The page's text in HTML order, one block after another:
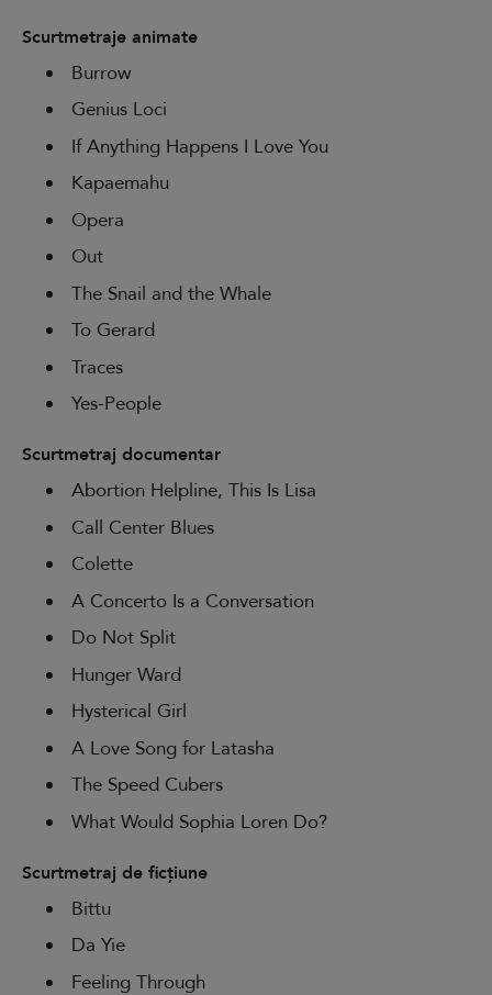
Scurtmetraje animate
Burrow
Genius Loci
If Anything Happens I Love You
Kapaemahu
Opera
Out
The Snail and the Whale
To Gerard
Traces
Yes-People
Scurtmetraj documentar
Abortion Helpline, This Is Lisa
Call Center Blues
Colette
A Concerto Is a Conversation
Do Not Split
Hunger Ward
Hysterical Girl
A Love Song for Latasha
The Speed Cubers
What Would Sophia Loren Do?
Scurtmetraj de ficțiune
Bittu
Da Yie
Feeling Through